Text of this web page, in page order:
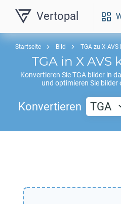
Vertopal
Startseite Bild TGA zu X AVS
TGA in X AVS
Konvertieren SieTGA bilder in
und optimieren Sie bilder
Konvertieren TGA